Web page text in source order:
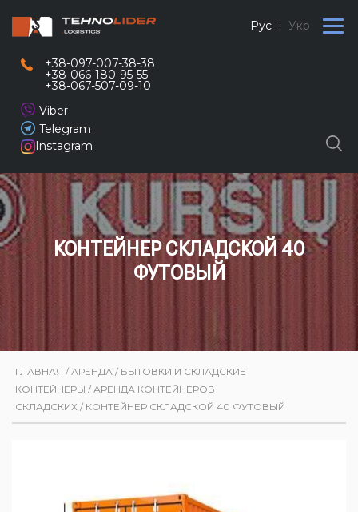
Рус Укр
+38-097-007-38-38
+38-066-180-95-55
+38-067-507-09-10
Viber
Telegram
Instagram
КОНТЕЙНЕР СКЛАДСКОЙ 40
ФУТОВЫЙ
ГЛАВНАЯ / АРЕНДА / БЫТОВКИ И СКЛАДСКИЕ
КОНТЕЙНЕРЫ / АРЕНДА КОНТЕЙНЕРОВ
СКЛАДСКИХ / КОНТЕЙНЕР СКЛАДСКОЙ 40 ФУТОВЫЙ